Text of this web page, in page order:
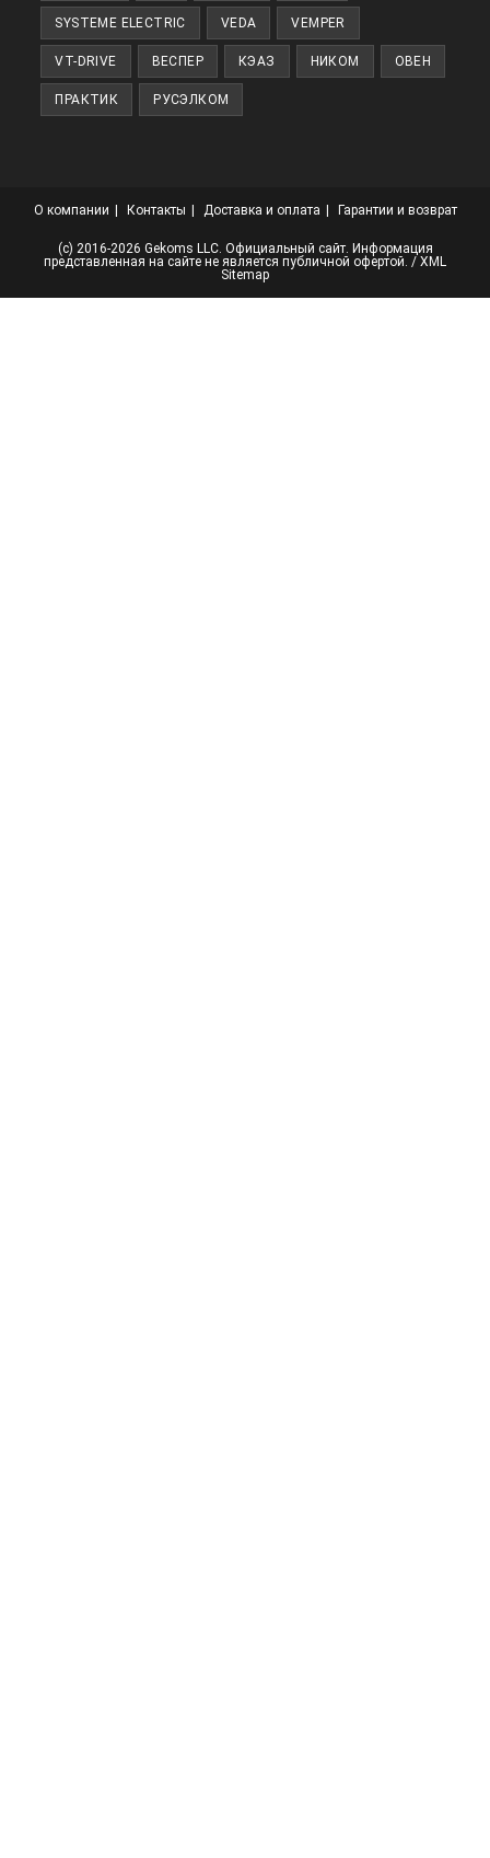
SYSTEME ELECTRIC VEDA VEMPER
VT-DRIVE ВЕСПЕР КЭАЗ НИКОМ ОВЕН
ПРАКТИК РУСЭЛКОМ
О компании Контакты Доставка и оплата Гарантии и возврат
(с) 2016-2026 Gekoms LLC. Официальный сайт. Информация
представленная на сайте не является публичной офертой. / XML
Sitemap